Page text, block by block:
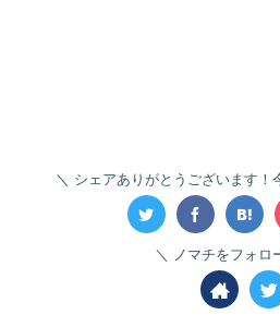
シェアありがとうございます！
ノマチをフォロ